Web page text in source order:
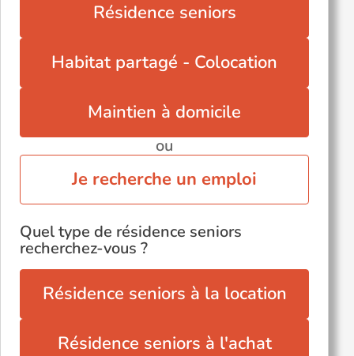
Résidence seniors
Habitat partagé - Colocation
Maintien à domicile
ou
Je recherche un emploi
Quel type de résidence seniors
recherchez-vous ?
Résidence seniors à la location
Résidence seniors à l'achat